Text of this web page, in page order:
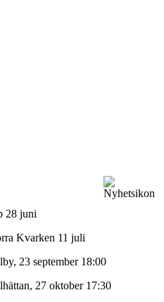
28 juni
Kvarken 11 juli
23 september 18:00
27 oktober 17:30